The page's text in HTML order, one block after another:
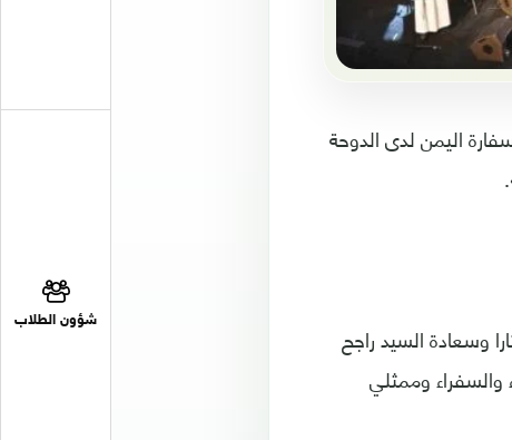
شؤون الطلاب
اليمن لدى الدوحة
وسعادة السيد راجح
وممثلي